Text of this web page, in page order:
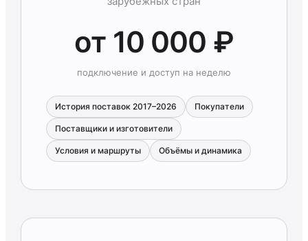
от 10 000 ₽
подключение и доступ на неделю
История поставок 2017–2026 Покупатели
Поставщики и изготовители
Условия и маршруты Объёмы и динамика